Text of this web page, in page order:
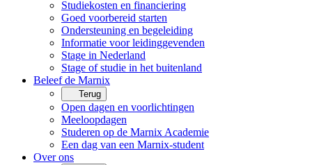
Studiekosten en financiering
Goed voorbereid starten
Ondersteuning en begeleiding
Informatie voor leidinggevenden
Stage in Nederland
Stage of studie in het buitenland
Beleef de Marnix
Terug
Open dagen en voorlichtingen
Meeloopdagen
Studeren op de Marnix Academie
Een dag van een Marnix-student
Over ons